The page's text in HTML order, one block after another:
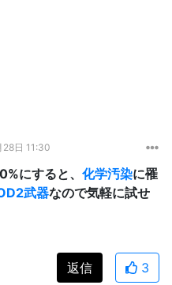
日 11:30
にすると、 化学汚染に罹
武器なので気軽に試せ
返信
3